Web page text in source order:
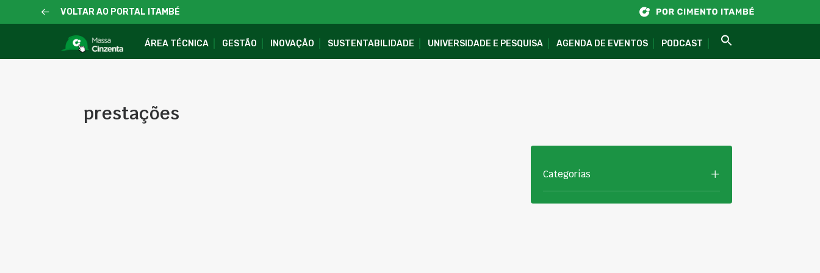
VOLTAR AO PORTAL ITAMBÉ
ÁREA TÉCNICA GESTÃO INOVAÇÃO SUSTENTABILIDADE UNIVERSIDADE E PESQUISA AGENDA DE EVENTOS PODCAST
prestações
Categorias